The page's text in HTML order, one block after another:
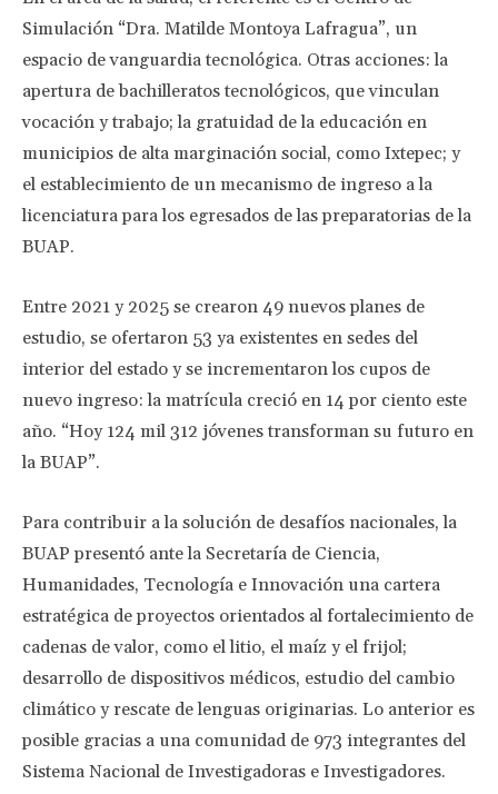
Simulación “Dra. Matilde Montoya Lafragua”, un
espacio de vanguardia tecnológica. Otras acciones: la
apertura de bachilleratos tecnológicos, que vinculan
vocación y trabajo; la gratuidad de la educación en
municipios de alta marginación social, como Ixtepec; y
el establecimiento de un mecanismo de ingreso a la
licenciatura para los egresados de las preparatorias de la
BUAP.
Entre 2021 y 2025 se crearon 49 nuevos planes de
estudio, se ofertaron 53 ya existentes en sedes del
interior del estado y se incrementaron los cupos de
nuevo ingreso: la matrícula creció en 14 por ciento este
año. “Hoy 124 mil 312 jóvenes transforman su futuro en
la BUAP”.
Para contribuir a la solución de desafíos nacionales, la
BUAP presentó ante la Secretaría de Ciencia,
Humanidades, Tecnología e Innovación una cartera
estratégica de proyectos orientados al fortalecimiento de
cadenas de valor, como el litio, el maíz y el frijol;
desarrollo de dispositivos médicos, estudio del cambio
climático y rescate de lenguas originarias. Lo anterior es
posible gracias a una comunidad de 973 integrantes del
Sistema Nacional de Investigadoras e Investigadores.